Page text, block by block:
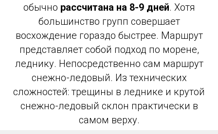
обычно рассчитана на 8-9 дней. Хотя
большинство групп совершает
восхождение гораздо быстрее. Маршрут
представляет собой подход по морене,
леднику. Непосредственно сам маршрут
снежно-ледовый. Из технических
сложностей: трещины в леднике и крутой
снежно-ледовый склон практически в
самом верху.